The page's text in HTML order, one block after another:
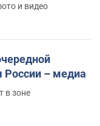
и видео
России – медиа
в зоне